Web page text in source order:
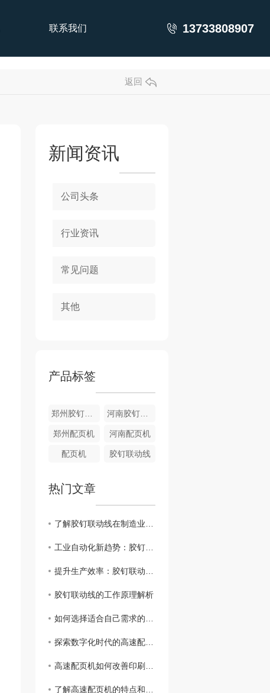
联系我们 13733808907
返回
新闻资讯
公司头条
行业资讯
常见问题
其他
产品标签
郑州胶钉联动线 河南胶钉联动线
郑州配页机 河南配页机
配页机 胶钉联动线
热门文章
了解胶钉联动线在制造业中的作用
工业自动化新趋势：胶钉联动线的发展前景
提升生产效率：胶钉联动线的优势与应用
胶钉联动线的工作原理解析
如何选择适合自己需求的高速配页机产品
探索数字化时代的高速配页机发展趋势
高速配页机如何改善印刷流程和质量控制
了解高速配页机的特点和优势